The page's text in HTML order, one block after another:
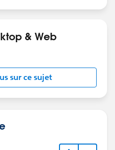
& Web
sur ce sujet